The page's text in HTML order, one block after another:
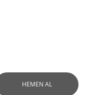
HEMEN AL